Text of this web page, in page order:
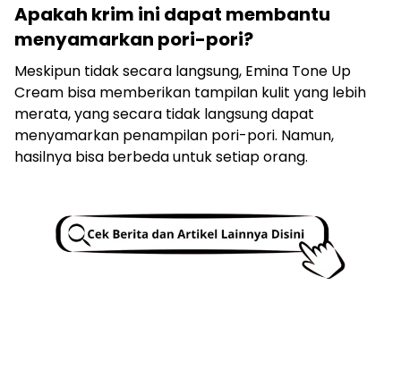
Apakah krim ini dapat membantu
menyamarkan pori-pori?
Meskipun tidak secara langsung, Emina Tone Up
Cream bisa memberikan tampilan kulit yang lebih
merata, yang secara tidak langsung dapat
menyamarkan penampilan pori-pori. Namun,
hasilnya bisa berbeda untuk setiap orang.